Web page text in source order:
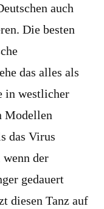
auch
Die besten
das alles als
in westlicher
Modellen
das Virus
der
gedauert
diesen Tanz auf